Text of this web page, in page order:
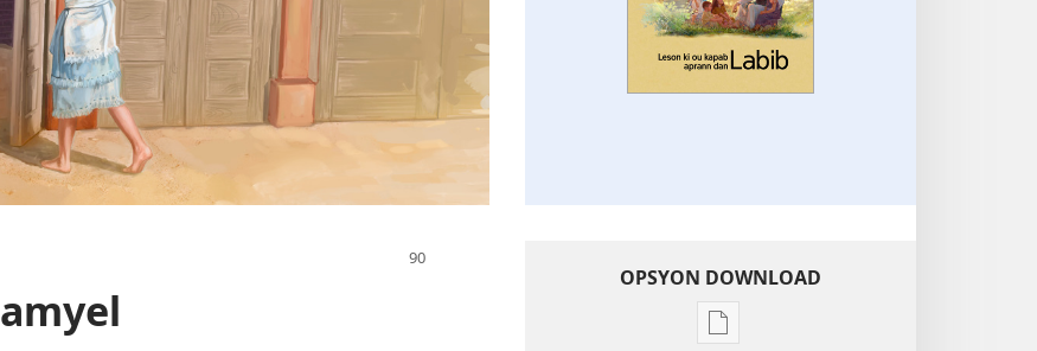
OPSYON DOWNLOAD
Opsyon